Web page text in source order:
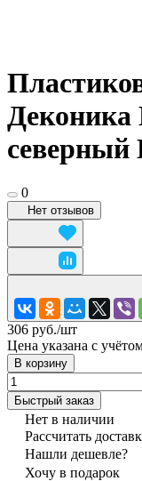
Деконика
северный
0
Нет отзывов
306 руб./шт
Цена указана с
В корзину
Быстрый заказ
Нет в наличии
Рассчитать
Нашли дешевле?
Хочу в подарок